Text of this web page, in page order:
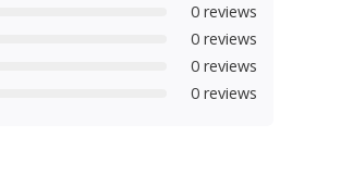
0 reviews
0 reviews
0 reviews
0 reviews